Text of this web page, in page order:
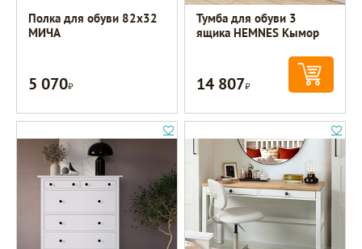
Полка для обуви 82х32
МИЧА
5 070Р
Тумба для обуви 3
ящика HEMNES Кымор
14 807Р